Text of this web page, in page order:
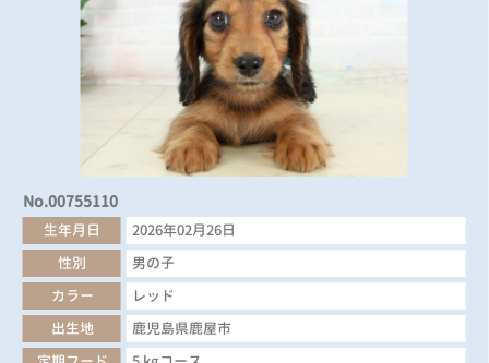
No.00755110
生年月日
2026年02月26日
性別
男の子
カラー
レッド
出生地
鹿児島県鹿屋市